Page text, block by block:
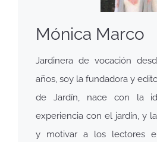
Mónica Marco
Jardinera de vocación
años, soy la fundadora y
de Jardín, nace con la
experiencia con el jardín, y
y motivar a los lectores